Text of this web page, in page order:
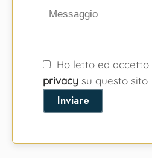
Ho letto ed accetto
privacy su questo sito
Inviare